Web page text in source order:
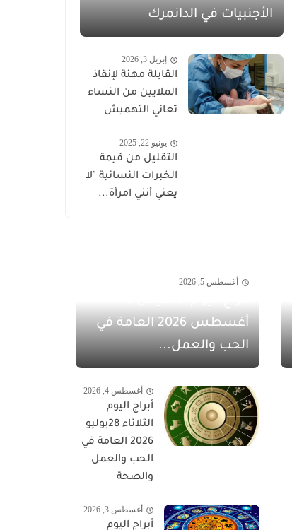
الأجنبيات في الدانمرك
إبريل 3, 2026
القابلة مهنة لإنقاذ
الملايين من النساء
تعاني التهميش
يونيو 22, 2025
التقليل من قيمة
الخبرات النسائية "لا
يعني أنني امرأة...
أغسطس 5, 2026
أغسطس 2026 العامة في
الحب والعمل...
أغسطس 4, 2026
أبراج اليوم
الثلاثاء 28يوليو
2026 العامة في
الحب والعمل
والصحة
أغسطس 3, 2026
أبراج اليوم